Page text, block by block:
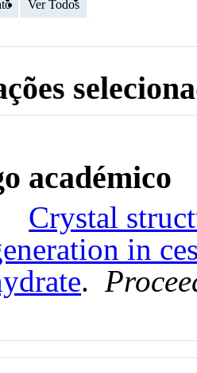
Ver Todos
académico
Crystal
in
.